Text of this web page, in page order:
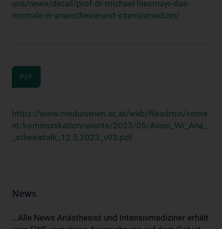
uns/news/detail/prof-dr-michael-hiesmayr-das-
normale-in-anaesthesie-und-intensivmedizin/
PDF
https://www.meduniwien.ac.at/web/fileadmin/conte
nt/kommunikation/events/2023/05/Aviso_Wr_Ana_
_sthesietalk_12.5.2023_v03.pdf
News
...Alle News Anästhesist und Intensivmediziner erhält